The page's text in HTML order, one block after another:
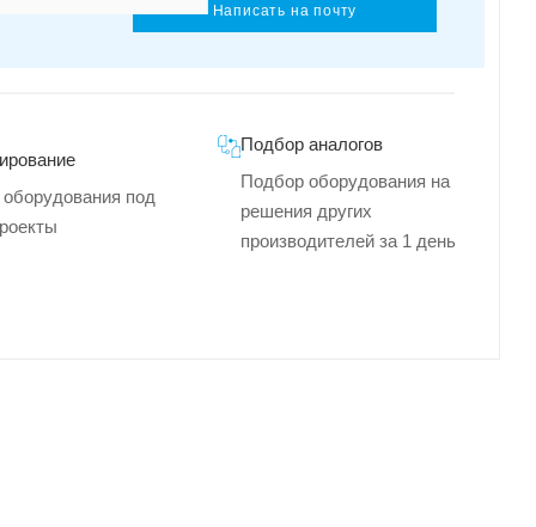
Написать на почту
под
Подбор аналогов
Подбор оборудования на
решения других
производителей за 1 день